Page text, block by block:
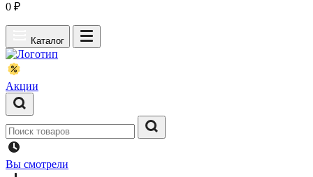
0 ₽
Каталог
Акции
Вы смотрели